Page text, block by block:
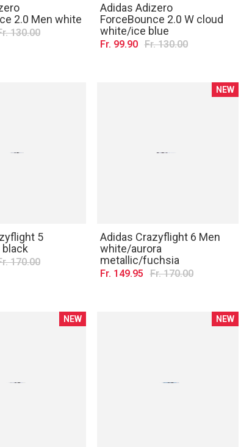
2.0 Men white
130.00
Adidas Adizero
ForceBounce 2.0 W cloud
white/ice blue
Fr. 99.90 Fr. 130.00
5
170.00
NEW
Adidas Crazyflight 6 Men
white/aurora
metallic/fuchsia
Fr. 149.95 Fr. 170.00
NEW NEW